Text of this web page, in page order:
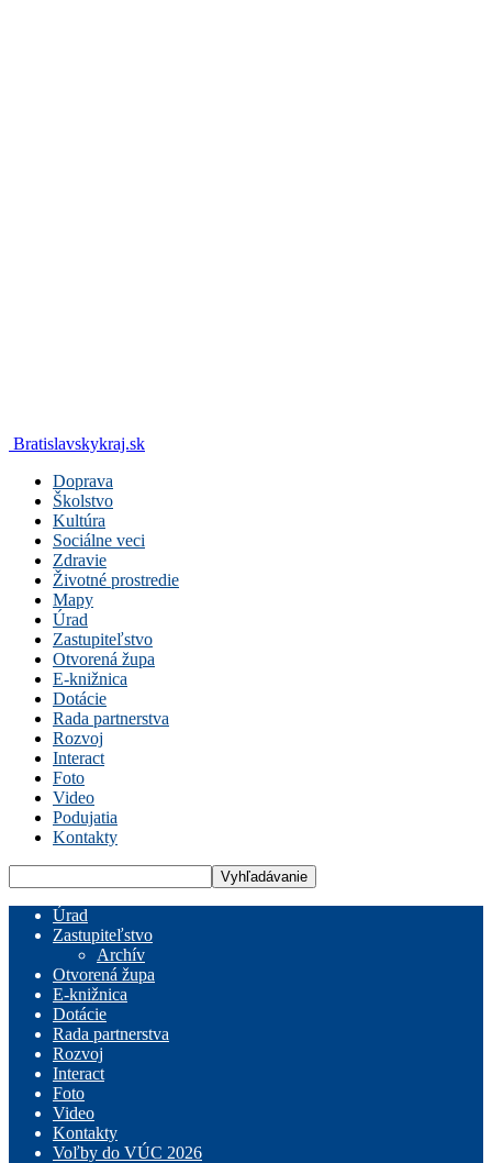
Bratislavskykraj.sk
Doprava
Školstvo
Kultúra
Sociálne veci
Zdravie
Životné prostredie
Mapy
Úrad
Zastupiteľstvo
Otvorená župa
E-knižnica
Dotácie
Rada partnerstva
Rozvoj
Interact
Foto
Video
Podujatia
Kontakty
Úrad
Zastupiteľstvo
Archív
Otvorená župa
E-knižnica
Dotácie
Rada partnerstva
Rozvoj
Interact
Foto
Video
Kontakty
Voľby do VÚC 2026